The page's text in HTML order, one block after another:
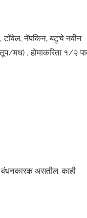
टॉवेल, नॅपकिन, बटुचे नवीन
मध) , होमाकरिता १/२
बंधनकारक असतील. काही